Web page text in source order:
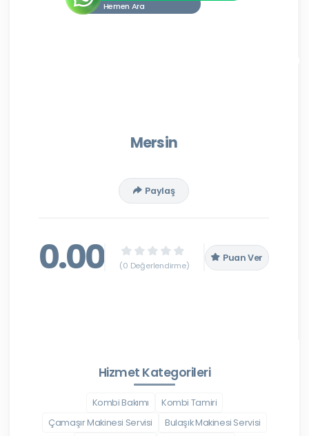
Hemen Ara
Mersin
Paylaş
0.00 (0 Değerlendirme)
Puan Ver
Hizmet Kategorileri
Kombi Bakımı
Kombi Tamiri
Çamaşır Makinesi Servisi
Bulaşık Makinesi Servisi